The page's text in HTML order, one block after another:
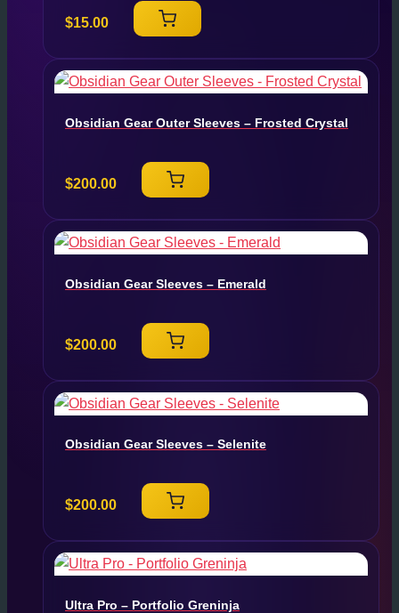
$15.00
Obsidian Gear Outer Sleeves – Frosted Crystal
$200.00
Obsidian Gear Sleeves – Emerald
$200.00
Obsidian Gear Sleeves – Selenite
$200.00
Ultra Pro – Portfolio Greninja